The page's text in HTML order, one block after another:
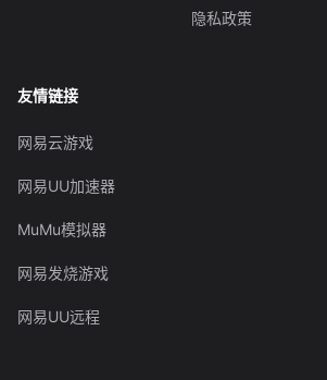
隐私政策
友情链接
网易云游戏
网易UU加速器
MuMu模拟器
网易发烧游戏
网易UU远程